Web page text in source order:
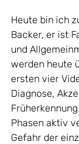
Heute bin ich
Backer, er ist
und
werden heute
ersten vier
Diagnose,
Phasen aktiv
Gefahr der